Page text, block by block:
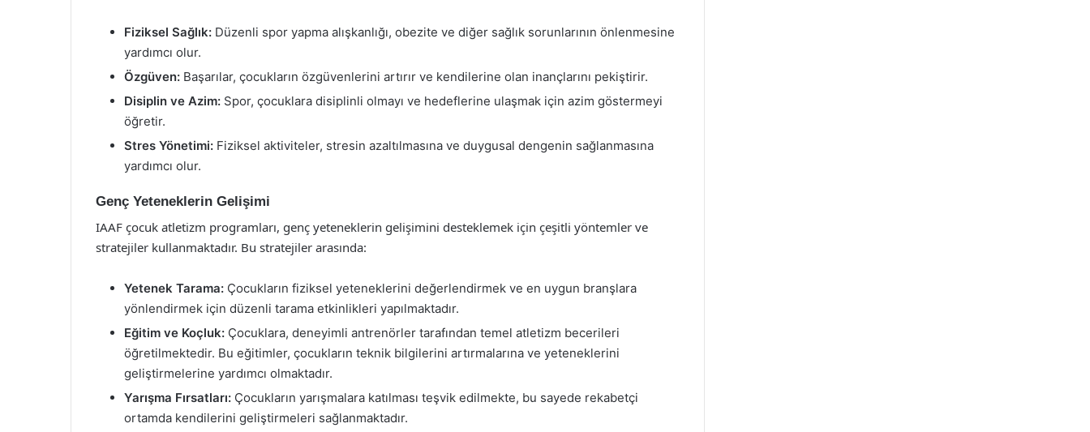
Fiziksel Sağlık: Düzenli spor yapma alışkanlığı, obezite ve diğer sağlık sorunlarının önlenmesine
yardımcı olur.
Özgüven: Başarılar, çocukların özgüvenlerini artırır ve kendilerine olan inançlarını pekiştirir.
Disiplin ve Azim: Spor, çocuklara disiplinli olmayı ve hedeflerine ulaşmak için azim göstermeyi
öğretir.
Stres Yönetimi: Fiziksel aktiviteler, stresin azaltılmasına ve duygusal dengenin sağlanmasına
yardımcı olur.
Genç Yeteneklerin Gelişimi
IAAF çocuk atletizm programları, genç yeteneklerin gelişimini desteklemek için çeşitli yöntemler ve
stratejiler kullanmaktadır. Bu stratejiler arasında:
Yetenek Tarama: Çocukların fiziksel yeteneklerini değerlendirmek ve en uygun branşlara
yönlendirmek için düzenli tarama etkinlikleri yapılmaktadır.
Eğitim ve Koçluk: Çocuklara, deneyimli antrenörler tarafından temel atletizm becerileri
öğretilmektedir. Bu eğitimler, çocukların teknik bilgilerini artırmalarına ve yeteneklerini
geliştirmelerine yardımcı olmaktadır.
Yarışma Fırsatları: Çocukların yarışmalara katılması teşvik edilmekte, bu sayede rekabetçi
ortamda kendilerini geliştirmeleri sağlanmaktadır.